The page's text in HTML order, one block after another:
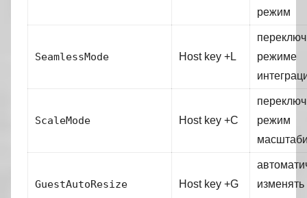
режим
SeamlessMode Host key +L
режиме
ScaleMode Host key +C
режим
GuestAutoResize Host key +G